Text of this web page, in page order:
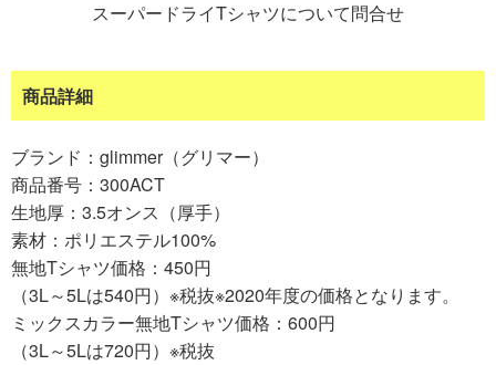
スーパードライTシャツについて問合せ
商品詳細
ブランド：glimmer（グリマー）
商品番号：300ACT
生地厚：3.5オンス（厚手）
素材：ポリエステル100%
無地Tシャツ価格：450円
（3L～5Lは540円）※税抜※2020年度の価格となります。
ミックスカラー無地Tシャツ価格：600円
（3L～5Lは720円）※税抜